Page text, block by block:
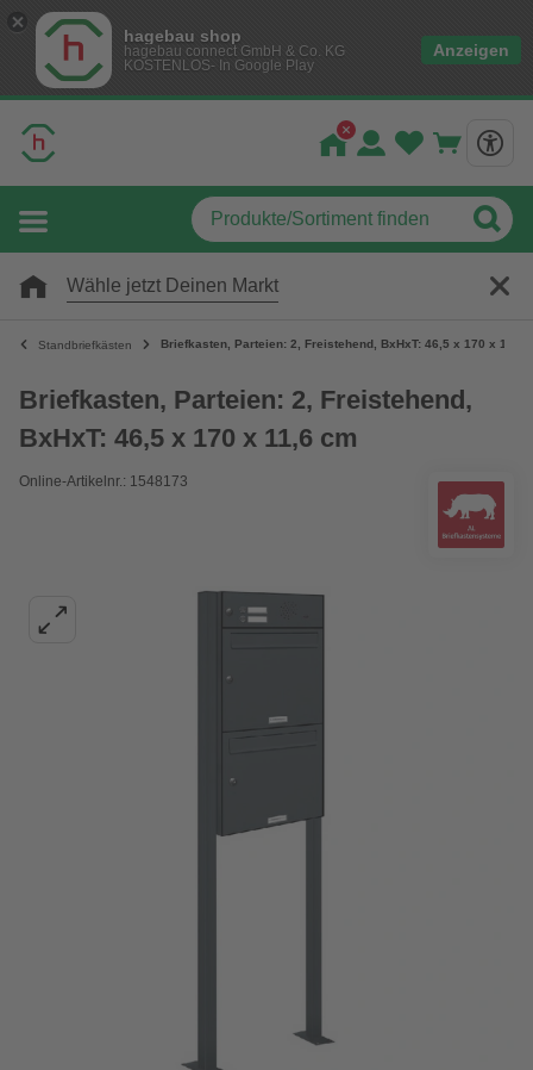
hagebau shop
hagebau connect GmbH & Co. KG
KOSTENLOS- In Google Play
Anzeigen
Wähle jetzt Deinen Markt
Standbriefkästen Briefkasten, Parteien: 2, Freistehend, BxHxT: 46,5 x 170 x 11,6
Briefkasten, Parteien: 2, Freistehend,
BxHxT: 46,5 x 170 x 11,6 cm
Online-Artikelnr.: 1548173